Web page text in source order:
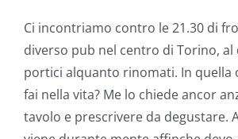
Ci incontriamo contro le 21.30 di
diverso pub nel centro di Torino,
portici alquanto rinomati. In quella
fai nella vita? Me lo chiede ancor
tavolo e prescrivere da degustare.